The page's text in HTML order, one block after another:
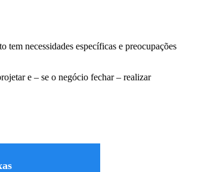
tem necessidades específicas e preocupações
e – se o negócio fechar – realizar